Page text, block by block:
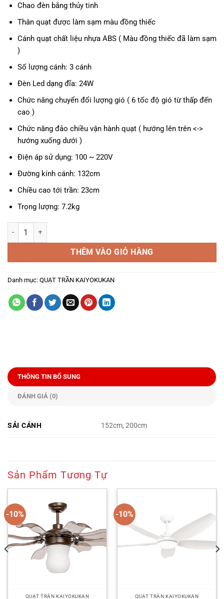
Chao đèn bằng thủy tinh
Thân quạt được làm sạm màu đồng thiếc
Cánh quạt chất liệu nhựa ABS ( Màu đồng thiếc đã làm sạm
)
Số lượng cánh: 3 cánh
Đèn Led dạng đĩa: 24W
Chức năng chuyển đổi lượng gió ( 6 tốc độ gió từ thấp đến
cao )
Chức năng đảo chiều vận hành quạt ( hướng lên trên <->
hướng xuống dưới )
Điện áp sử dụng: 100 ~ 220V
Đường kính cánh: 132cm
Chiều cao tới trần: 23cm
Trọng lượng: 7.2kg
Quạt trần Kaiyokukan Saita-102-Orb số lượng
THÊM VÀO GIỎ HÀNG
Danh mục: QUẠT TRẦN KAIYOKUKAN
THÔNG TIN BỔ SUNG
ĐÁNH GIÁ (0)
SẢI CÁNH 152cm, 200cm
Sản Phẩm Tương Tự
-10%
QUẠT TRẦN KAIYOKUKAN
-10%
QUẠT TRẦN KAIYOKUKAN